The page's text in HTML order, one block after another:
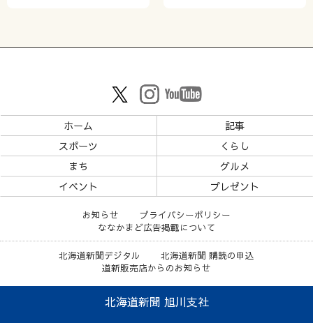
ホーム
記事
スポーツ
くらし
まち
グルメ
イベント
プレゼント
お知らせ
プライバシーポリシー
ななかまど広告掲載について
北海道新聞デジタル
北海道新聞 購読の申込
道新販売店からのお知らせ
北海道新聞 旭川支社